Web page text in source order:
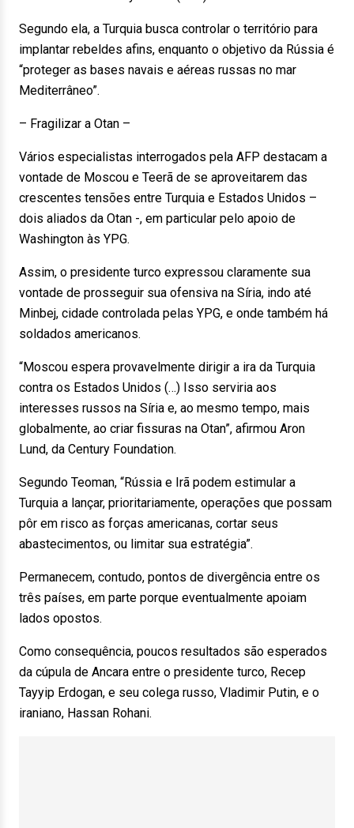
Segundo ela, a Turquia busca controlar o território para
implantar rebeldes afins, enquanto o objetivo da Rússia é
“proteger as bases navais e aéreas russas no mar
Mediterrâneo”.
– Fragilizar a Otan –
Vários especialistas interrogados pela AFP destacam a
vontade de Moscou e Teerã de se aproveitarem das
crescentes tensões entre Turquia e Estados Unidos –
dois aliados da Otan -, em particular pelo apoio de
Washington às YPG.
Assim, o presidente turco expressou claramente sua
vontade de prosseguir sua ofensiva na Síria, indo até
Minbej, cidade controlada pelas YPG, e onde também há
soldados americanos.
“Moscou espera provavelmente dirigir a ira da Turquia
contra os Estados Unidos (…) Isso serviria aos
interesses russos na Síria e, ao mesmo tempo, mais
globalmente, ao criar fissuras na Otan”, afirmou Aron
Lund, da Century Foundation.
Segundo Teoman, “Rússia e Irã podem estimular a
Turquia a lançar, prioritariamente, operações que possam
pôr em risco as forças americanas, cortar seus
abastecimentos, ou limitar sua estratégia”.
Permanecem, contudo, pontos de divergência entre os
três países, em parte porque eventualmente apoiam
lados opostos.
Como consequência, poucos resultados são esperados
da cúpula de Ancara entre o presidente turco, Recep
Tayyip Erdogan, e seu colega russo, Vladimir Putin, e o
iraniano, Hassan Rohani.